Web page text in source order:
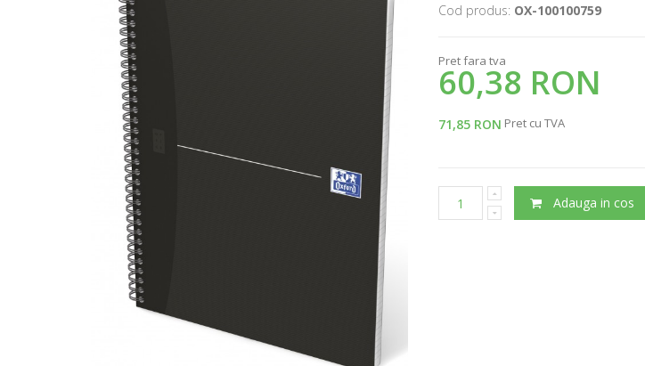
Cod produs: OX-100100759
Pret fara tva
60,38 RON
71,85 RON Pret cu TVA
Adauga in cos